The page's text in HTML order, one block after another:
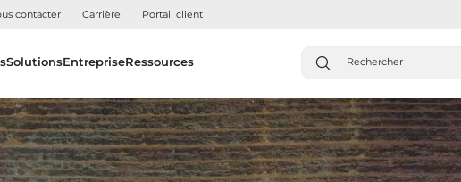
contacter Carrière Portail client
SolutionsEntrepriseRessources